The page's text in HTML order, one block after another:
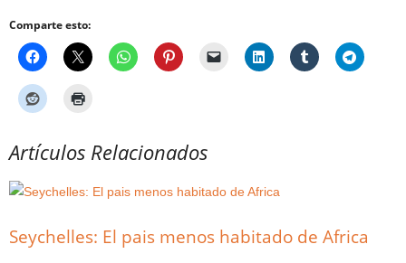
Comparte esto:
Artículos Relacionados
Seychelles: El pais menos habitado de Africa